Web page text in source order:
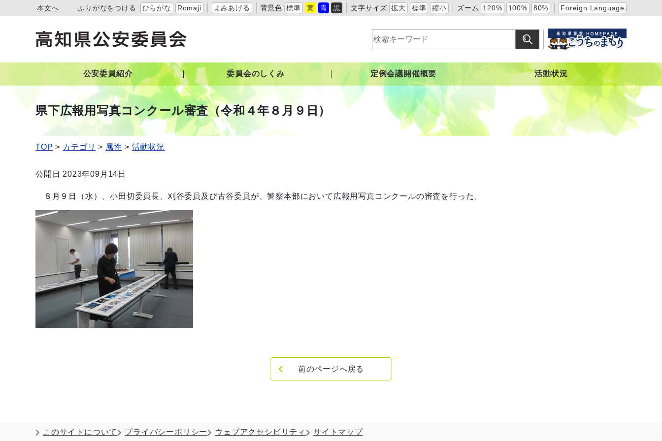
本文へ ふりがなをつける ひらがな Romaji よみあげる 背景色 標準 黄 青 黒 文字サイズ 拡大 標準 縮小 ズーム 120% 100% 80% Foreign Language
公安委員紹介 委員会のしくみ 定例会議開催概要 活動状況
県下広報用写真コンクール審査（令和４年８月９日）
TOP カテゴリ 属性 活動状況
公開日 2023年09月14日
８月９日（水）、小田切委員長、刈谷委員及び古谷委員が、警察本部において広報用写真コンクールの審査を行った。
前のページへ戻る
このサイトについて プライバシーポリシー ウェブアクセシビリティ サイトマップ